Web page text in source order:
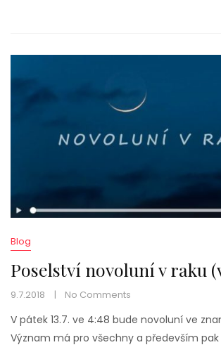
Blog
Poselství novoluní v raku
9.7.2018 No Comments
V pátek 13.7. ve 4:48 bude novoluní ve
Význam má pro všechny a především